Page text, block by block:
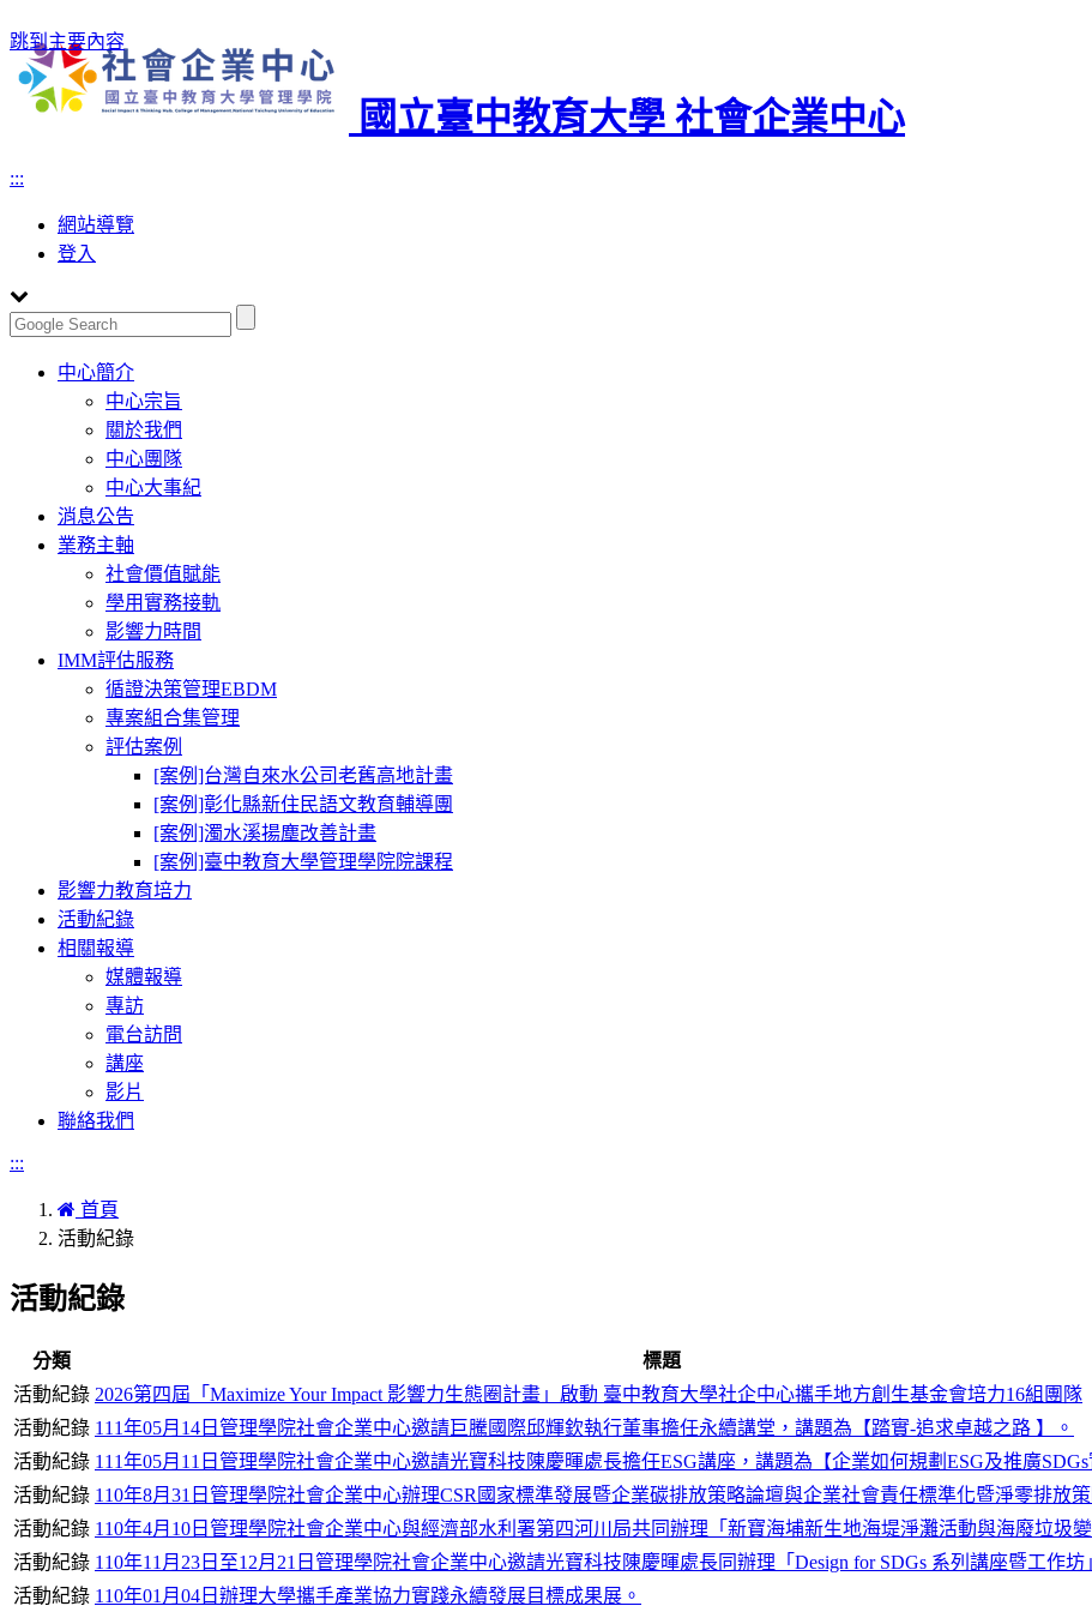
跳到主要內容
國立臺中教育大學 社會企業中心
:::
網站導覽
登入
Toggle
navigation
中心簡介
中心宗旨
關於我們
中心團隊
中心大事紀
消息公告
業務主軸
社會價值賦能
學用實務接軌
影響力時間
IMM評估服務
循證決策管理EBDM
專案組合集管理
評估案例
[案例]台灣自來水公司老舊高地計畫
[案例]彰化縣新住民語文教育輔導團
[案例]濁水溪揚塵改善計畫
[案例]臺中教育大學管理學院院課程
影響力教育培力
活動紀錄
相關報導
媒體報導
專訪
電台訪問
講座
影片
聯絡我們
:::
首頁
活動紀錄
活動紀錄
分類 標題
活動紀錄 2026第四屆「Maximize Your Impact 影響力生態圈計畫」啟動 臺中教育大學社企中心攜手地方創生基金會培力16組團隊
活動紀錄 111年05月14日管理學院社會企業中心邀請巨騰國際邱輝欽執行董事擔任永續講堂，講題為【踏實-追求卓越之路 】。
活動紀錄 111年05月11日管理學院社會企業中心邀請光寶科技陳慶暉處長擔任ESG講座，講題為【企業如何規劃ESG及推廣SDGs
活動紀錄 110年8月31日管理學院社會企業中心辦理CSR國家標準發展暨企業碳排放策略論壇與企業社會責任標準化暨淨零排放策
活動紀錄 110年4月10日管理學院社會企業中心與經濟部水利署第四河川局共同辦理「新寶海埔新生地海堤淨灘活動與海廢垃圾
活動紀錄 110年11月23日至12月21日管理學院社會企業中心邀請光寶科技陳慶暉處長同辦理「Design for SDGs 系列講座暨工作坊
活動紀錄 110年01月04日辦理大學攜手產業協力實踐永續發展目標成果展。